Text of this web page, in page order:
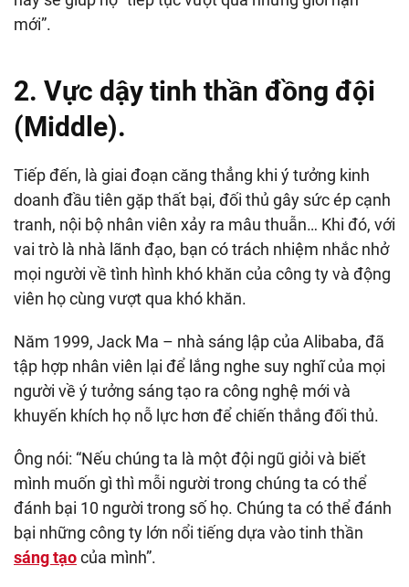
mới”.
2. Vực dậy tinh thần đồng đội
(Middle).
Tiếp đến, là giai đoạn căng thẳng khi ý tưởng kinh
doanh đầu tiên gặp thất bại, đối thủ gây sức ép cạnh
tranh, nội bộ nhân viên xảy ra mâu thuẫn… Khi đó, với
vai trò là nhà lãnh đạo, bạn có trách nhiệm nhắc nhở
mọi người về tình hình khó khăn của công ty và động
viên họ cùng vượt qua khó khăn.
Năm 1999, Jack Ma – nhà sáng lập của Alibaba, đã
tập hợp nhân viên lại để lắng nghe suy nghĩ của mọi
người về ý tưởng sáng tạo ra công nghệ mới và
khuyến khích họ nỗ lực hơn để chiến thắng đối thủ.
Ông nói: “Nếu chúng ta là một đội ngũ giỏi và biết
mình muốn gì thì mỗi người trong chúng ta có thể
đánh bại 10 người trong số họ. Chúng ta có thể đánh
bại những công ty lớn nổi tiếng dựa vào tinh thần
sáng tạocủa mình”.